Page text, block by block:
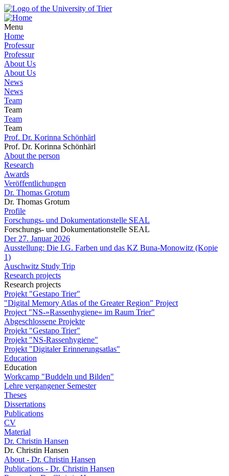
Menu
Home
Professur
Professur
About Us
About Us
News
News
Team
Team
Team
Team
Prof. Dr. Korinna Schönhärl
Prof. Dr. Korinna Schönhärl
About the person
Research
Awards
Veröffentlichungen
Dr. Thomas Grotum
Dr. Thomas Grotum
Profile
Forschungs- und Dokumentationstelle SEAL
Forschungs- und Dokumentationstelle SEAL
Der 27. Januar 2026
Ausstellung: Die I.G. Farben und das KZ Buna-Monowitz (Kopie
1)
Auschwitz Study Trip
Research projects
Research projects
Projekt "Gestapo Trier"
"Digital Memory Atlas of the Greater Region" Project
Project "NS-»Rassenhygiene« im Raum Trier"
Abgeschlossene Projekte
Projekt "Gestapo Trier"
Projekt "NS-Rassenhygiene"
Projekt "Digitaler Erinnerungsatlas"
Education
Education
Workcamp "Buddeln und Bilden"
Lehre vergangener Semester
Theses
Dissertations
Publications
CV
Material
Dr. Christin Hansen
Dr. Christin Hansen
About - Dr. Christin Hansen
Publications - Dr. Christin Hansen